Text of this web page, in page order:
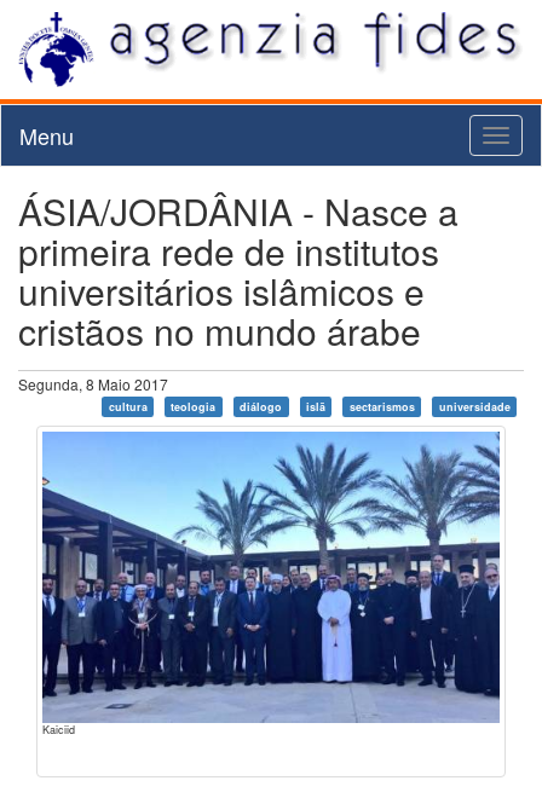
Menu
ÁSIA/JORDÂNIA - Nasce a
primeira rede de institutos
universitários islâmicos e
cristãos no mundo árabe
Segunda, 8 Maio 2017
cultura teologia diálogo islã sectarismos universidade
Kaiciid